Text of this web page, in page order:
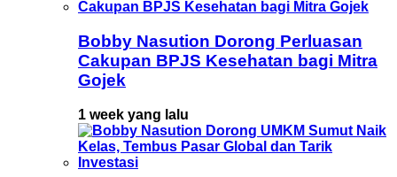
Bobby Nasution Dorong Perluasan
Cakupan BPJS Kesehatan bagi Mitra
Gojek
1 week yang lalu